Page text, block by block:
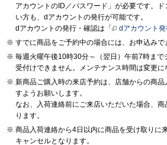
アカウントのID／パスワード」が必要です。
い方も、dアカウントの発行が可能です。
dアカウントの発行・確認は「
dアカウント
すでに商品をご予約中の場合には、お申込みで
毎週火曜午後10時30分～（翌日）午前7時まで
受付けできません。メンテナンス時間は変更に
新商品ご購入時の来店予約は、店舗からの商品
すようお願いします。
なお、入荷連絡前にご来店いただいた場合、
ります。
商品入荷連絡から4日以内に商品を受け取りに
キャンセルとなります。